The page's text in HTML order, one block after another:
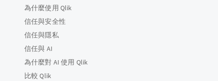
為什麼使用 Qlik
信任與安全性
信任與隱私
信任與 AI
為什麼對 AI 使用 Qlik
比較 Qlik